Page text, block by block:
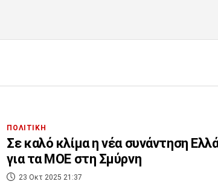
ΠΟΛΙΤΙΚΗ
Σε καλό κλίμα η νέα συνάντηση
για τα ΜΟΕ στη Σμύρνη
23 Οκτ 2025 21:37